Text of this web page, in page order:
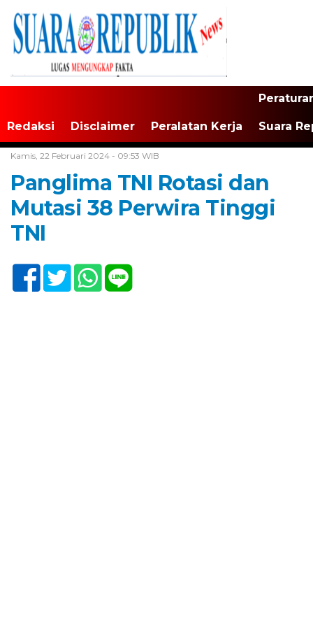
Redaksi Disclaimer Peralatan Kerja Suara
Kamis, 22 Februari 2024 - 09:53 WIB
Panglima TNI Rotasi dan
Mutasi 38 Perwira Tinggi
TNI